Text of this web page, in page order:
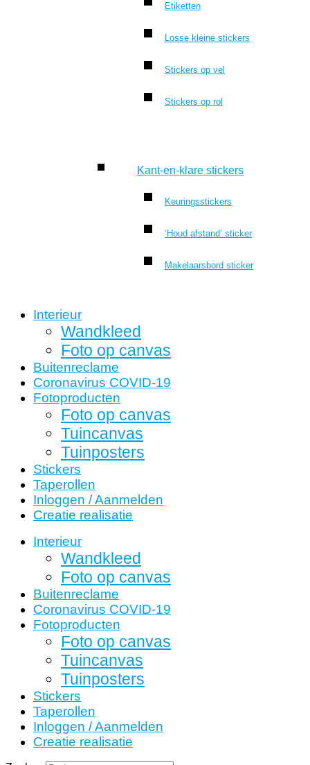
Etiketten
Losse kleine stickers
Stickers op vel
Stickers op rol
Kant-en-klare stickers
Keuringsstickers
‘Houd afstand’ sticker
Makelaarsbord sticker
Interieur
Wandkleed
Foto op canvas
Buitenreclame
Coronavirus COVID-19
Fotoproducten
Foto op canvas
Tuincanvas
Tuinposters
Stickers
Taperollen
Inloggen / Aanmelden
Creatie realisatie
Interieur
Wandkleed
Foto op canvas
Buitenreclame
Coronavirus COVID-19
Fotoproducten
Foto op canvas
Tuincanvas
Tuinposters
Stickers
Taperollen
Inloggen / Aanmelden
Creatie realisatie